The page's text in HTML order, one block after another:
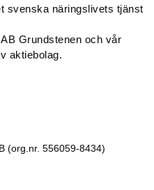
svenska näringslivets tjänst
Grundstenen och vår
aktiebolag.
(org.nr. 556059­-8434)